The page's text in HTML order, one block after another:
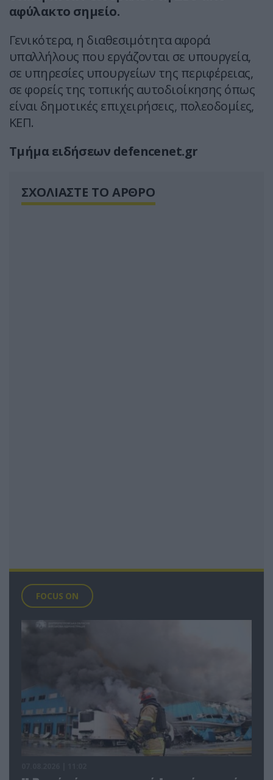
αφύλακτο σημείο.
Γενικότερα, η διαθεσιμότητα αφορά
υπαλλήλους που εργάζονται σε υπουργεία,
σε υπηρεσίες υπουργείων της περιφέρειας,
σε φορείς της τοπικής αυτοδιοίκησης όπως
είναι δημοτικές επιχειρήσεις, πολεοδομίες,
ΚΕΠ.
Τμήμα ειδήσεων defencenet.gr
ΣΧΟΛΙΑΣΤΕ ΤΟ ΑΡΘΡΟ
FOCUS ON